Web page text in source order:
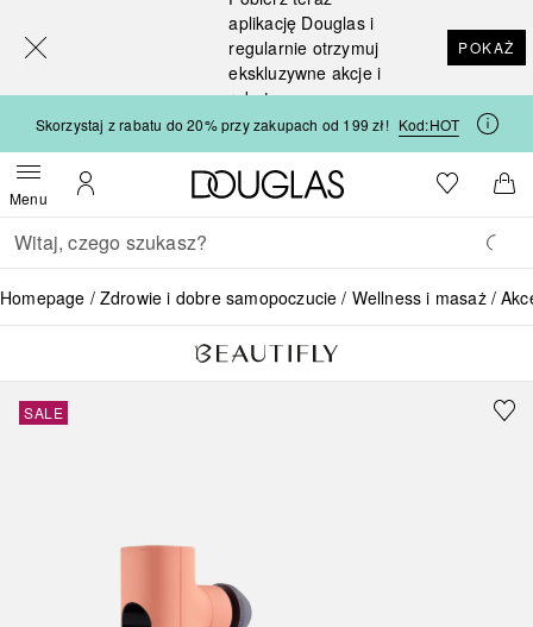
aplikację Douglas i
regularnie otrzymuj
ekskluzywne akcje i
rabaty
POKAŻ
Skorzystaj z rabatu do 20% przy zakupach od 199 zł! Kod:HOT
MenuOtwórz menuMoje konto
Strona główna Douglas
Do listyDo
Wracać
Wykonaj wyszukiwanie
Homepage Zdrowie i dobre samopoczucie Wellness i masaż
SALE
[navigation.slideout.screenreader]